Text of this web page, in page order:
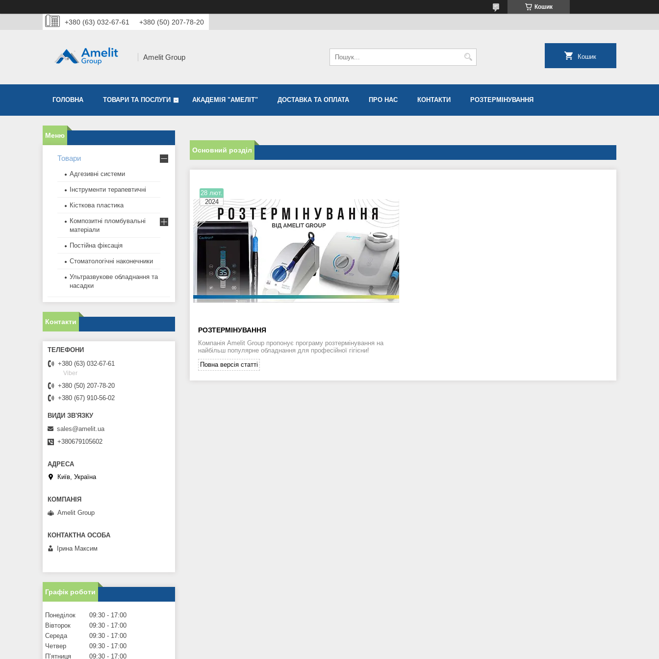
Кошик
+380 (63) 032-67-61 +380 (50) 207-78-20
Amelit Group Кошик
ГОЛОВНА ТОВАРИ ТА ПОСЛУГИ АКАДЕМІЯ "АМЕЛІТ" ДОСТАВКА ТА ОПЛАТА ПРО НАС КОНТАКТИ РОЗТЕРМІНУВАННЯ
Основний розділ
28 лют.
2024
РОЗТЕРМІНУВАННЯ
Компанія Amelit Group пропонує програму розтермінування на
найбільш популярне обладнання для професійної гігієни!
Повна версія статті
Товари
Адгезивні системи
Інструменти терапевтичні
Кісткова пластика
Композитні пломбувальні
матеріали
Постійна фіксація
Стоматологічні наконечники
Ультразвукове обладнання та
насадки
Контакти
+380 (63) 032-67-61
Viber
+380 (50) 207-78-20
+380 (67) 910-56-02
sales@amelit.ua
+380679105602
Київ, Україна
Amelit Group
Ірина Максим
Графік роботи
Понеділок 09:30
17:00
Вівторок
09:30
17:00
Середа
09:30
17:00
Четвер
09:30
17:00
Пʼятниця
09:30 17:00